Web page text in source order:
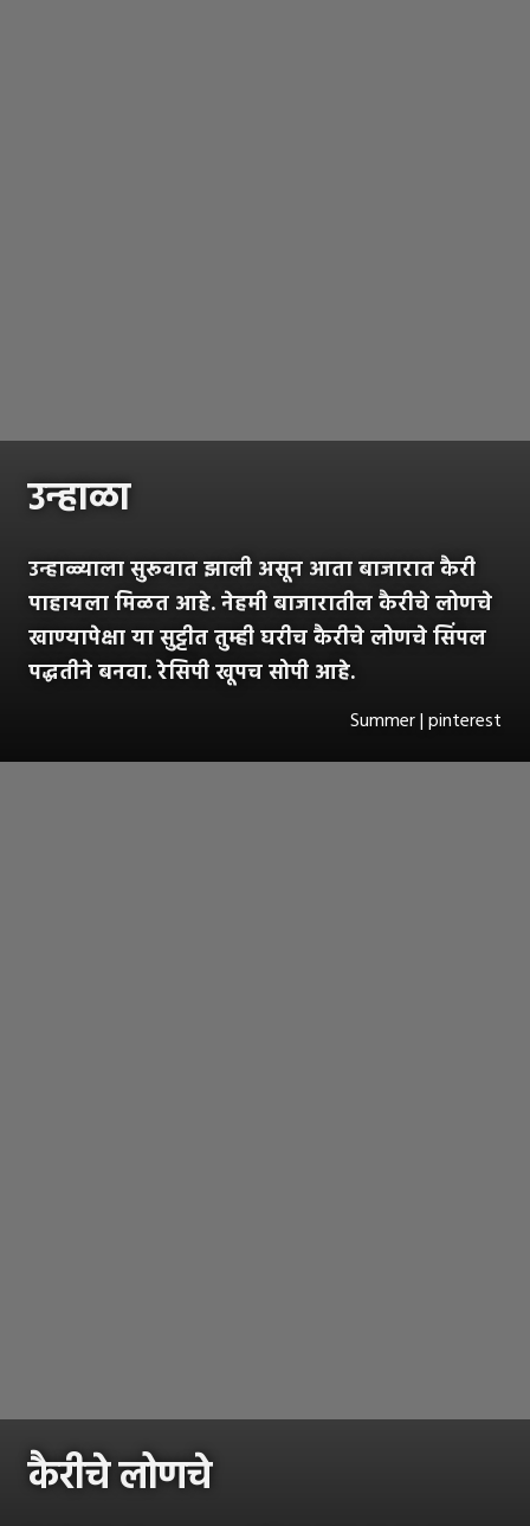
उन्हाळा
उन्हाळ्याला सुरूवात झाली असून आता बाजारात कैरी
पाहायला मिळत आहे. नेहमी बाजारातील कैरीचे लोणचे
खाण्यापेक्षा या सुट्टीत तुम्ही घरीच कैरीचे लोणचे सिंपल
पद्धतीने बनवा. रेसिपी खूपच सोपी आहे.
Summer | pinterest
कैरीचे लोणचे